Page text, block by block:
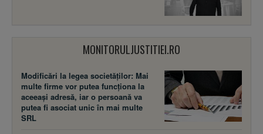
MONITORULJUSTITIEI.RO
Modificări la legea societăţilor: Mai
multe firme vor putea funcţiona la
aceeaşi adresă, iar o persoană va
putea fi asociat unic în mai multe
SRL